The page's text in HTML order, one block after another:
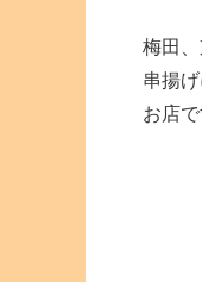
梅田
串揚
お店で